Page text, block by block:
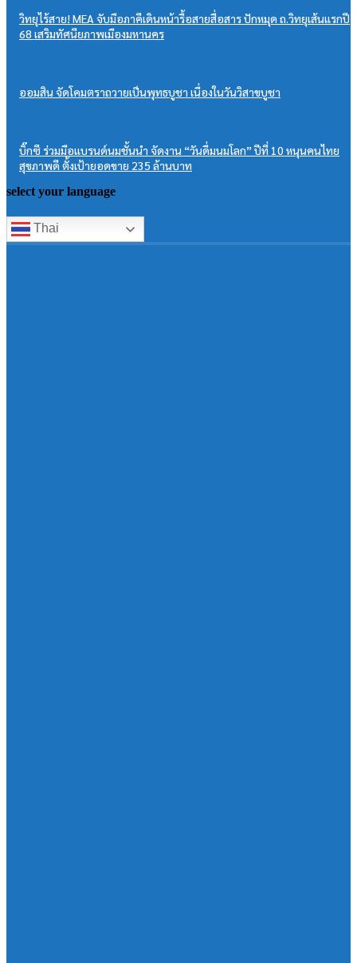
วิทยุไร้สาย! MEA จับมือภาคีเดินหน้ารื้อสายสื่อสาร ปักหมุด ถ.วิทยุเส้นแรกปี
68 เสริมทัศนียภาพเมืองมหานคร
ออมสิน จัดโคมตราถวายเป็นพุทธบูชา เนื่องในวันวิสาขบูชา
บิ๊กซี ร่วมมือแบรนด์นมชั้นนำ จัดงาน “วันดื่มนมโลก” ปีที่ 10 หนุนคนไทย
สุขภาพดี ตั้งเป้ายอดขาย 235 ล้านบาท
select your language
Thai